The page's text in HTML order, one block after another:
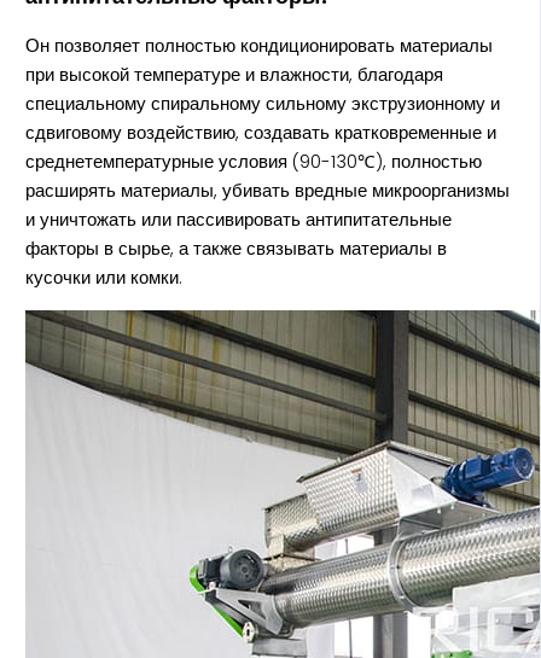
Он позволяет полностью кондиционировать материалы
при высокой температуре и влажности, благодаря
специальному спиральному сильному экструзионному и
сдвиговому воздействию, создавать кратковременные и
среднетемпературные условия (90-130℃), полностью
расширять материалы, убивать вредные микроорганизмы
и уничтожать или пассивировать антипитательные
факторы в сырье, а также связывать материалы в
кусочки или комки.